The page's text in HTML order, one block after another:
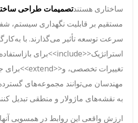
ساختاری هستندتصمیمات طراحی
مستقیم بر قابلیت نگهداری سیستم،
سرعت توسعه تأثیر می‌گذارند. با
استراتژیک<<include>>
برای بازاستفاده
تغییرات تخصصی، و <<extend>>
برای
مهندسان می‌توانند مجموعه‌های
به نقشه‌های ماژولار و منطقی تبدیل کنند.
ارزش واقعی این روابط در همسویی آنها